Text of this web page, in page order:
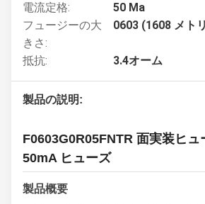
電流定格:
50 Ma
フュージーの大
きさ:
0603 (1608 メト
抵抗: 3.4オーム
製品の説明:
F0603G0R05FNTR 面実装ヒュ
50mA ヒューズ
製品概要